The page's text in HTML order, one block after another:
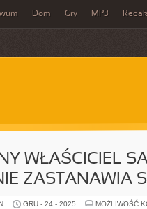
Dom Gry MP3
WŁAŚCICIEL
ZASTANAWIA
GRU - 24 - 2025 MOŻLIWOŚĆ